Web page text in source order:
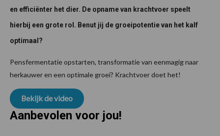
en efficiënter het dier. De opname van krachtvoer speelt
hierbij een grote rol. Benut jij de groeipotentie van het kalf
optimaal?
Pensfermentatie opstarten, transformatie van eenmagig naar
herkauwer en een optimale groei? Krachtvoer doet het!
Bekijk de video
Aanbevolen voor jou!